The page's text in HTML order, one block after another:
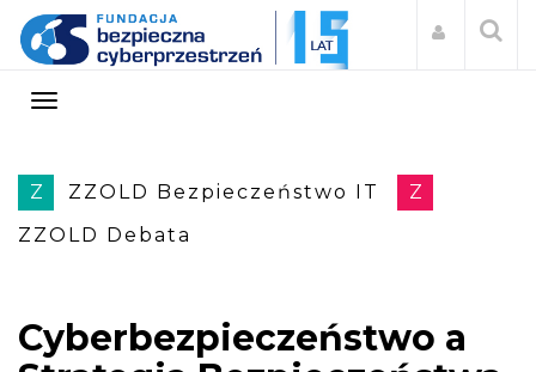
Z ZZOLD Bezpieczeństwo IT
Z
ZZOLD Debata
Cyberbezpieczeństwo a